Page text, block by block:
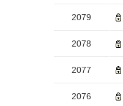
2079
2078
2077
2076